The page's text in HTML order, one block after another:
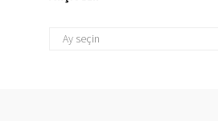
ARŞIVLER